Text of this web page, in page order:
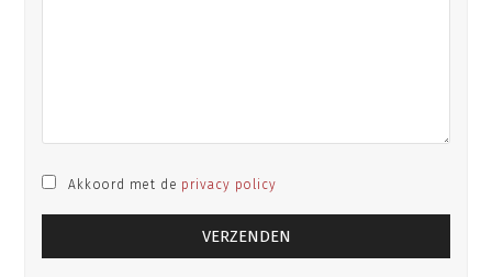
Akkoord met de privacy policy